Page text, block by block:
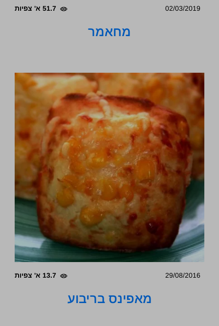
02/03/2019 51.7 א' צפיות
מחאמר
29/08/2016 13.7 א' צפיות
מאפינס בריבוע